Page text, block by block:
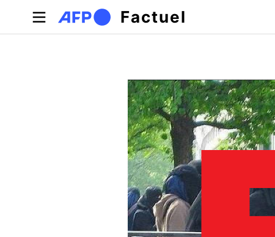
Aller au contenu principal
Factuel
Onglets principaux